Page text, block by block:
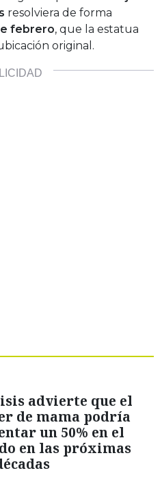
resolviera de forma
febrero, que la estatua
original.
advierte que el
de mama podría
un 50% en el
en las próximas